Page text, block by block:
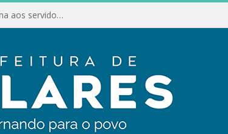
Conselho Municipal de Assistência Social realiza oficina aos servidores